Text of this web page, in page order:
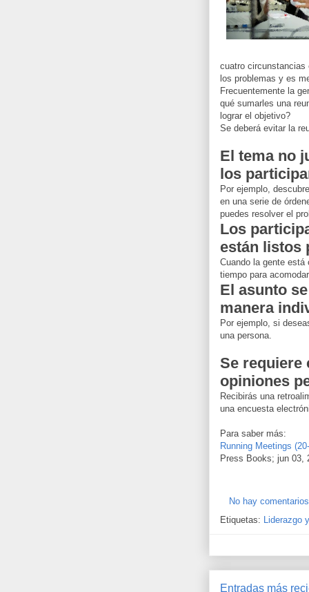
cuatro circunstancias
los problemas y es
Frecuentemente la
qué sumarles una
lograr el objetivo?
Se deberá evitar la
El tema no
los
Por ejemplo,
en una serie de
puedes resolver el
Los
están listos
Cuando la gente
tiempo para
El asunto
manera
Por ejemplo, si
una persona.
Se requiere
opiniones
Recibirás una
una encuesta
Para saber más:
Running Meetings
Press Books; jun 03,
No hay
Etiquetas: Liderazgo
Entradas más